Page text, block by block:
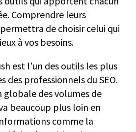
Comprendre leurs
de choisir celui qui
à vos besoins.
est l’un des outils les plus
des professionnels du SEO.
globale des volumes de
beaucoup plus loin en
comme la